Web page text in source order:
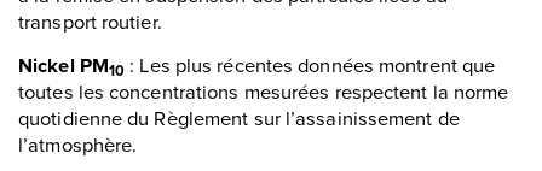
transport routier.
Nickel PM10 : Les plus récentes données montrent que
toutes les concentrations mesurées respectent la norme
quotidienne du Règlement sur l’assainissement de
l’atmosphère.